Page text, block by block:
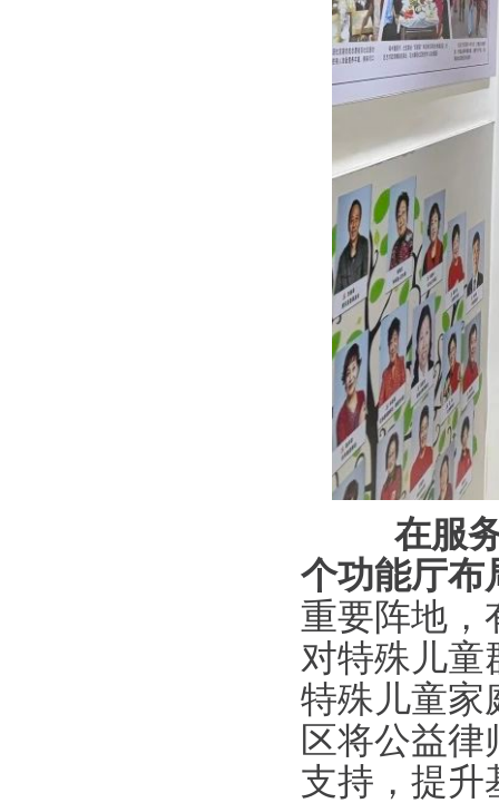
在服务
个功能厅布
重要阵地，
对特殊儿童
特殊儿童家
区将公益
支持，提升